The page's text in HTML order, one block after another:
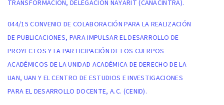
TRANSFORMACIÓN, DELEGACIÓN NAYARIT (CANACINTRA).
044/15 CONVENIO DE COLABORACIÓN PARA LA REALIZACIÓN
DE PUBLICACIONES, PARA IMPULSAR EL DESARROLLO DE
PROYECTOS Y LA PARTICIPACIÓN DE LOS CUERPOS
ACADÉMICOS DE LA UNIDAD ACADÉMICA DE DERECHO DE LA
UAN, UAN Y EL CENTRO DE ESTUDIOS E INVESTIGACIONES
PARA EL DESARROLLO DOCENTE, A.C. (CENID).